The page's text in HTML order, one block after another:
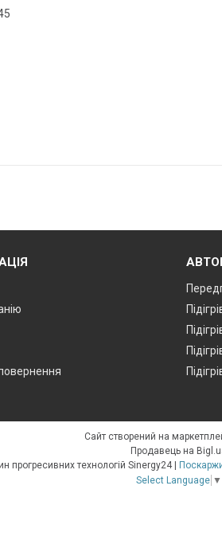
Сайт створений на
Продавець на
Select Language ▼